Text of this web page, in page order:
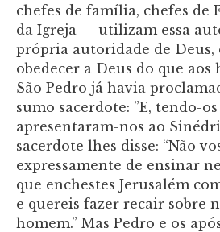
chefes de família, chefes de
da Igreja — utilizam essa
própria autoridade de
obedecer a Deus do que aos
São Pedro já havia
sumo sacerdote: ”E, tendo-
apresentaram-nos ao
sacerdote lhes disse: “Não
expressamente de ensinar
que enchestes Jerusalém
e quereis fazer recair sobre
homem.” Mas Pedro e os